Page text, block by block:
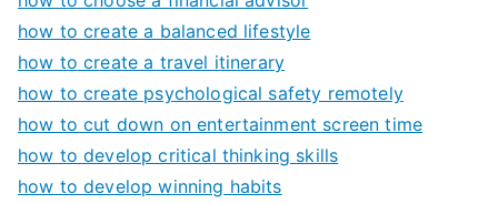
how to create a balanced lifestyle
how to create a travel itinerary
how to create psychological safety remotely
how to cut down on entertainment screen time
how to develop critical thinking skills
how to develop winning habits